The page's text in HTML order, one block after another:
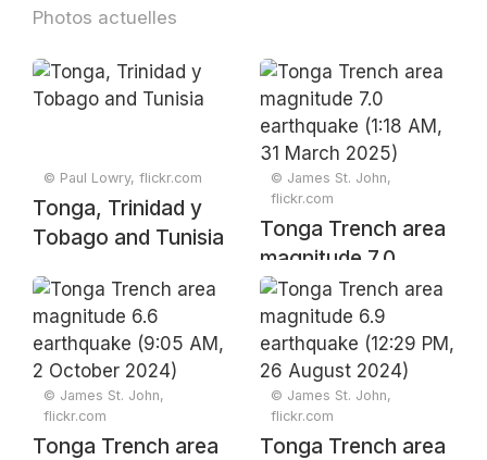
Photos actuelles
© Paul Lowry, flickr.com
Tonga, Trinidad y
Tobago and Tunisia
© James St. John,
flickr.com
Tonga Trench area
magnitude 7.0
earthquake (1:18
AM, 31 March
2025)
© James St. John,
flickr.com
Tonga Trench area
© James St. John,
flickr.com
Tonga Trench area